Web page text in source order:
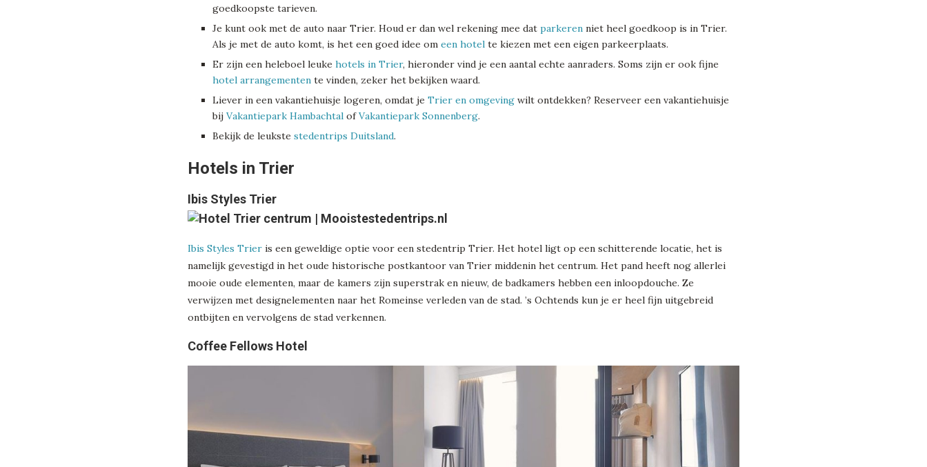
goedkoopste tarieven.
Je kunt ook met de auto naar Trier. Houd er dan wel rekening mee dat parkeren niet heel goedkoop is in Trier.
Als je met de auto komt, is het een goed idee om een hotel te kiezen met een eigen parkeerplaats.
Er zijn een heleboel leuke hotels in Trier, hieronder vind je een aantal echte aanraders. Soms zijn er ook fijne
hotel arrangementen te vinden, zeker het bekijken waard.
Liever in een vakantiehuisje logeren, omdat je Trier en omgeving wilt ontdekken? Reserveer een vakantiehuisje
bij Vakantiepark Hambachtal ofVakantiepark Sonnenberg.
Bekijk de leukste stedentrips Duitsland.
Hotels in Trier
Ibis Styles Trier
Ibis Styles Trier is een geweldige optie voor een stedentrip Trier. Het hotel ligt op een schitterende locatie, het is
namelijk gevestigd in het oude historische postkantoor van Trier middenin het centrum. Het pand heeft nog allerlei
mooie oude elementen, maar de kamers zijn superstrak en nieuw, de badkamers hebben een inloopdouche. Ze
verwijzen met designelementen naar het Romeinse verleden van de stad. ’s Ochtends kun je er heel fijn uitgebreid
ontbijten en vervolgens de stad verkennen.
Coffee Fellows Hotel